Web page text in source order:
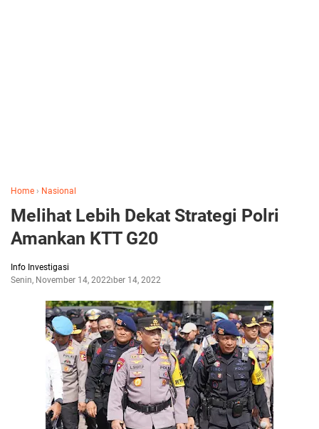
Home › Nasional
Melihat Lebih Dekat Strategi Polri
Amankan KTT G20
Info Investigasi
Senin, November 14, 2022November 14, 2022